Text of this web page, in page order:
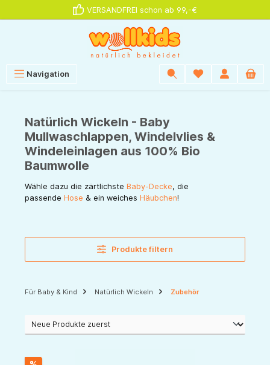
VERSANDFREI schon ab 99,-€
Navigation
Natürlich Wickeln - Baby
Mullwaschlappen, Windelvlies &
Windeleinlagen aus 100% Bio
Baumwolle
Wähle dazu die zärtlichste Baby-Decke, die
passende Hose & ein weiches Häubchen!
Produkte filtern
Für Baby & Kind Natürlich Wickeln Zubehör